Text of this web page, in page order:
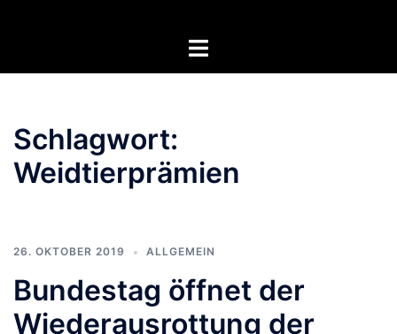
Menü
Schlagwort:
Weidtierprämien
26. OKTOBER 2019 ALLGEMEIN
Bundestag öffnet der
Wiederausrottung der